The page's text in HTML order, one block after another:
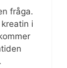
fråga.
i